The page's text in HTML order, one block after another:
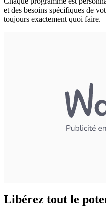
et des besoins spécifiques de
toujours exactement quoi faire.
Libérez tout le